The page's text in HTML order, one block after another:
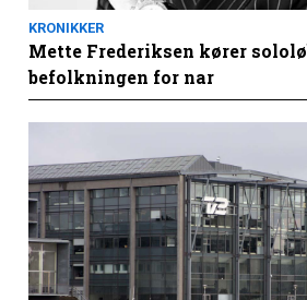
KRONIKKER
Mette Frederiksen kører
befolkningen for nar